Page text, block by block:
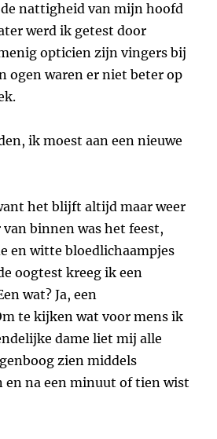
nattigheid van mijn hoofd
werd ik getest door
opticien zijn vingers bij
ogen waren er niet beter op
ik moest aan een nieuwe
het blijft altijd maar weer
van binnen was het feest,
en witte bloedlichaampjes
oogtest kreeg ik een
wat? Ja, een
te kijken wat voor mens ik
dame liet mij alle
zien middels
en na een minuut of tien wist